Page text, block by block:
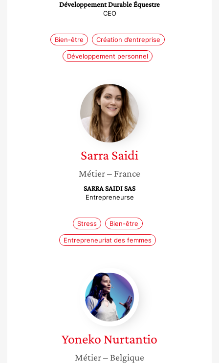
Développement Durable Équestre
CEO
Bien-être Création d’entreprise
Développement personnel
Sarra
Saidi
SarraSaidi
Métier– France
SARRA SAIDI SAS
Entrepreneurse
Stress Bien-être
Entrepreneuriat des femmes
Yoneko
Nurtantio
Yoneko Nurtantio
Métier– Belgique